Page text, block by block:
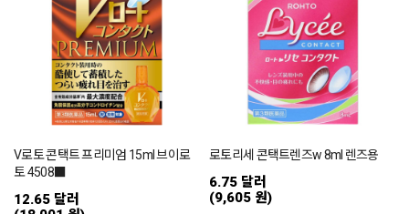
V로토 콘택트 프리미엄 15ml 브이로
토 4508■
12.65 달러
로토리세 콘택트렌즈w 8ml 렌즈용
6.75 달러
(9,605 원)